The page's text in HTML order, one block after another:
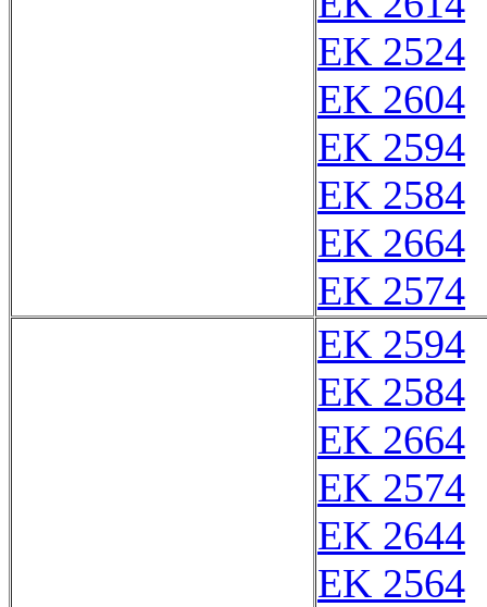
EK 2524
EK 2604
EK 2594
EK 2584
EK 2664
EK 2574
EK 2594
EK 2584
EK 2664
EK 2574
EK 2644
EK 2564